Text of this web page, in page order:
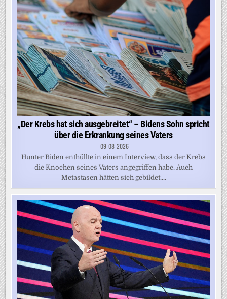
„Der Krebs hat sich ausgebreitet“ – Bidens Sohn spricht
über die Erkrankung seines Vaters
09-08-2026
Hunter Biden enthüllte in einem Interview, dass der Krebs
die Knochen seines Vaters angegriffen habe. Auch
Metastasen hätten sich gebildet....